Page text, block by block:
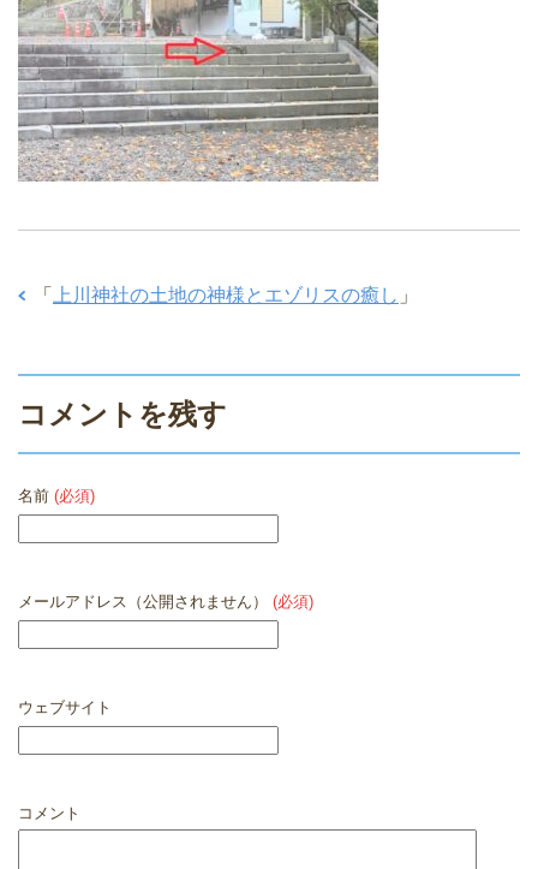
「 上川神社の土地の神様とエゾリスの癒し 」
コメントを残す
名前 (必須)
メールアドレス（公開されません） (必須)
ウェブサイト
コメント